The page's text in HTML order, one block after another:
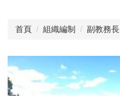
首頁 組織編制 副教務長